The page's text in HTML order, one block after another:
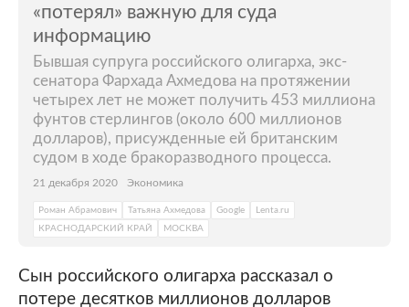
«потерял» важную для суда
информацию
Бывшая супруга российского олигарха, экс-
сенатора Фархада Ахмедова на протяжении
четырех лет не может получить 453 миллиона
фунтов стерлингов (около 600 миллионов
долларов), присужденные ей британским
судом в ходе бракоразводного процесса.
21 декабря 2020 Экономика
Роман Абрамович Татьяна Ахмедова Google
Lenta.ru
КРАСНОДАРСКИЙ КРАЙ
МОСКВА
Сын российского олигарха рассказал о
потере десятков миллионов долларов